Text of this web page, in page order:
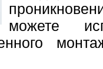
можете